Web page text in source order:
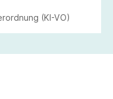
(KI-VO)